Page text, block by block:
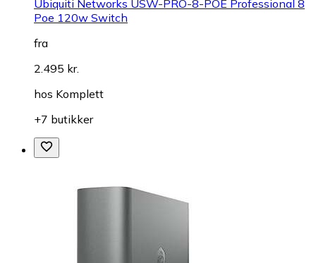
Ubiquiti Networks USW-PRO-8-POE Professional 8
Poe 120w Switch
fra
2.495 kr.
hos Komplett
+7 butikker